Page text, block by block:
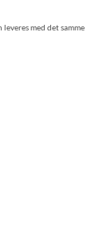
leveres med det samme